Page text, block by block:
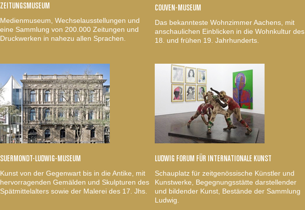
ZEITUNGSMUSEUM
Medienmuseum, Wechselausstellungen und
eine Sammlung von 200.000 Zeitungen und
Druckwerken in nahezu allen Sprachen.
COUVEN-MUSEUM
Das bekannteste Wohnzimmer Aachens, mit
anschaulichen Einblicken in die Wohnkultur des
18. und frühen 19. Jahrhunderts.
SUERMONDT-LUDWIG-MUSEUM
Kunst von der Gegenwart bis in die Antike, mit
hervorragenden Gemälden und Skulpturen des
Spätmittelalters sowie der Malerei des 17. Jhs.
LUDWIG FORUM FÜR INTERNATIONALE KUNST
Schauplatz für zeitgenössische Künstler und
Kunstwerke, Begegnungsstätte darstellender
und bildender Kunst, Bestände der Sammlung
Ludwig.